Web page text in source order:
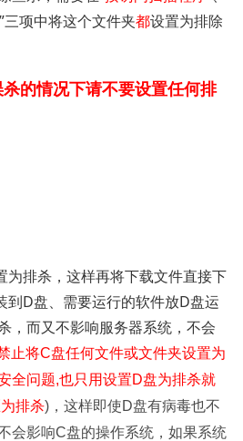
”三项中将这个文件夹都设置为排除
的情况下请不要设置任何排
为排杀，这样再将下载文件直接下
到D盘、需要运行的软件放D盘运
，而又不影响服务器系统，不会
止将C盘任何文件或文件夹设置为
全问题,也只用设置D盘为排杀就
排杀)，这样即使D盘有病毒也不
会影响C盘的操作系统，如果系统